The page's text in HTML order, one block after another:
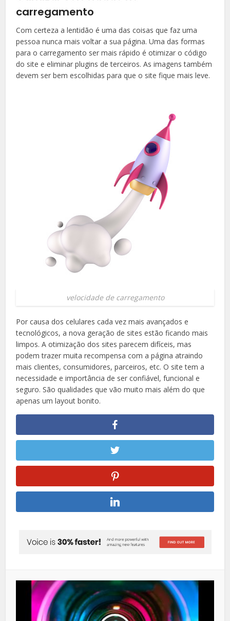
carregamento
Com certeza a lentidão é uma das coisas que faz uma
pessoa nunca mais voltar a sua página. Uma das formas
para o carregamento ser mais rápido é otimizar o código
do site e eliminar plugins de terceiros. As imagens também
devem ser bem escolhidas para que o site fique mais leve.
velocidade de carregamento
Por causa dos celulares cada vez mais avançados e
tecnológicos, a nova geração de sites estão ficando mais
limpos. A otimização dos sites parecem difíceis, mas
podem trazer muita recompensa com a página atraindo
mais clientes, consumidores, parceiros, etc. O site tem a
necessidade e importância de ser confiável, funcional e
seguro. São qualidades que vão muito mais além do que
apenas um layout bonito.